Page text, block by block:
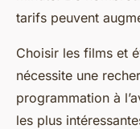
tarifs peuvent
Choisir les films et
nécessite une
programmation à
les plus